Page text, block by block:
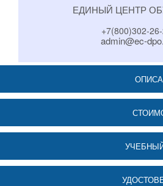
ЕДИНЫЙ ЦЕНТР
+7(800)302-
admin@ec-